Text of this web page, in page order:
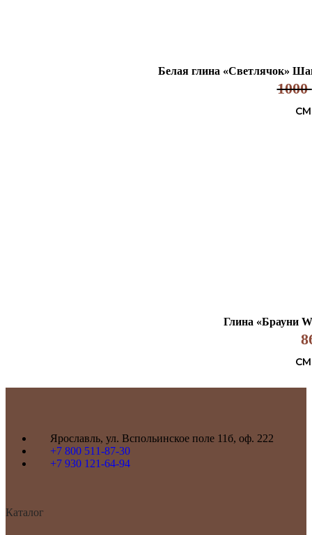
Белая глина «Светлячок»
1000
Глина «Брауни
Ярославль, ул. Вспольинское поле 11б, оф. 222
+7 800 511-87-30
+7 930 121-64-94
Каталог